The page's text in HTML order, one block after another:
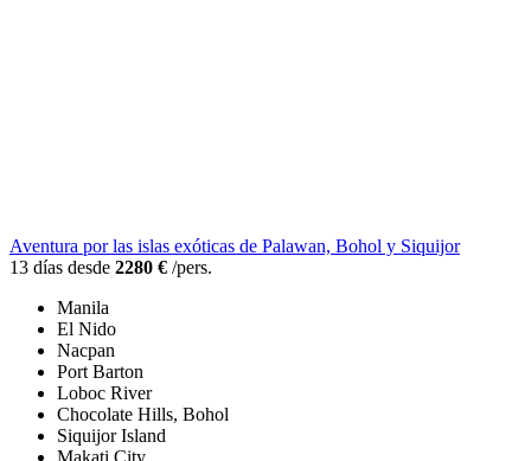
Aventura por las islas exóticas de Palawan, Bohol y Siquijor
13 días desde 2280 € /pers.
Manila
El Nido
Nacpan
Port Barton
Loboc River
Chocolate Hills, Bohol
Siquijor Island
Makati City